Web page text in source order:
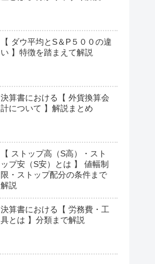
【 ダウ平均とS＆P５００の違
い 】特徴を踏まえて解説
決算書における【 外貨換算会
計について 】解説まとめ
【 ストップ高（S高）・スト
ップ安（S安）とは 】 値幅制
限・ストップ配分の条件まで
解説
決算書における【 労務費・工
具とは 】分類まで解説